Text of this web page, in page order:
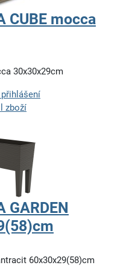
CUBE mocca
30x30x29cm
zboží
GARDEN
60x30x29(58)cm